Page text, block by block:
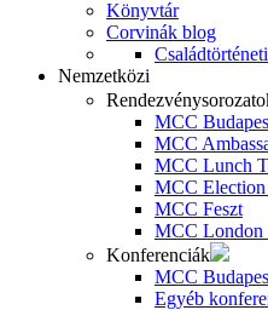
Könyvtár
Corvinák blog
Nemzetközi
MCC
MCC
MCC Lunch
MCC
MCC Feszt
MCC London
Konferenciák
MCC
Egyéb